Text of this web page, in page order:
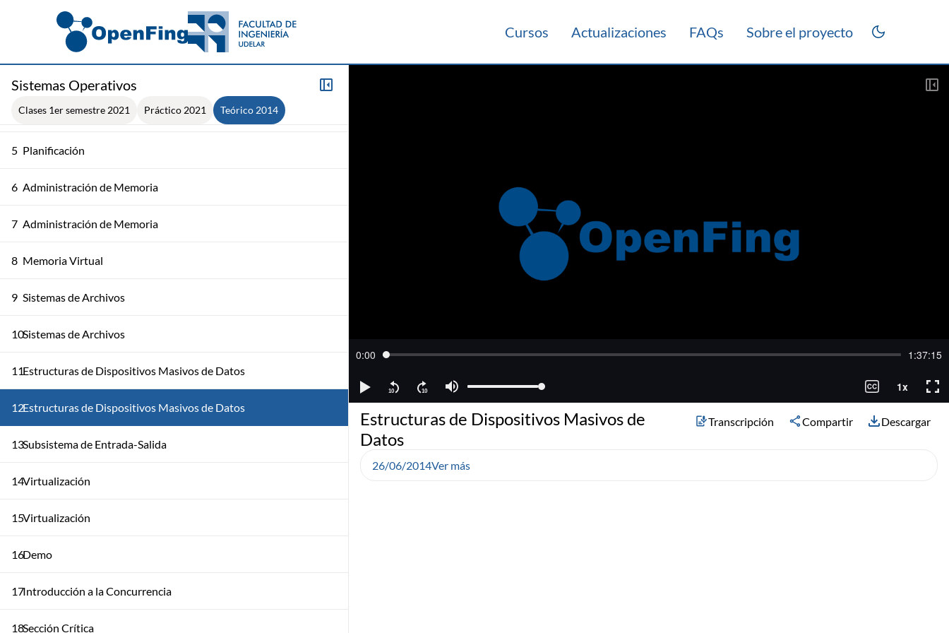
Cursos Actualizaciones FAQs Sobre el proyecto
Sistemas Operativos
Clases 1er semestre 2021 Práctico 2021 Teórico 2014
Estructura de los Sistemas de Computación
Procesos
5 Planificación
6 Administración de Memoria
7 Administración de Memoria
8 Memoria Virtual
9 Sistemas de Archivos
10Sistemas de Archivos
11Estructuras de Dispositivos Masivos de Datos
12Estructuras de Dispositivos Masivos de Datos
13Subsistema de Entrada-Salida
14Virtualización
15Virtualización
16Demo
17Introducción a la Concurrencia
18Sección Crítica
Estructuras de Dispositivos Masivos de
Datos
Transcripción Compartir Descargar
26/06/2014Ver más